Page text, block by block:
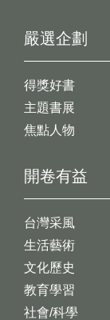
開卷有益
台灣采風
生活藝術
文化歷史
教育學習
社會/科學
嚴選企劃
得獎好書
主題書展
焦點人物